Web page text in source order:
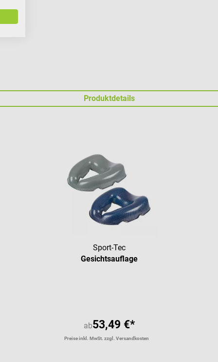
Produktdetails
Sport-Tec
Gesichtsauflage
ab53,49 €*
Preise inkl. MwSt. zzgl. Versandkosten